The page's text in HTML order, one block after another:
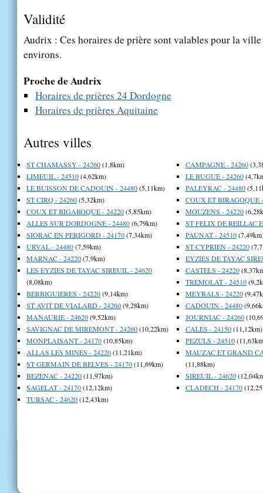
Validité
Audrix : Ces horaires de prière sont valables pour la
environs.
Proche de Audrix
Horaires de prières 24 Dordogne
Horaires de prières Aquitaine
Autres villes
ST CHAMASSY - 24260(1,8km)
LIMEUIL - 24510(4,62km)
LE BUISSON DE CADOUIN - 24480(5,11km)
ST CIRQ - 24260(5,32km)
COUX ET BIGAROQUE - 24220(5,85km)
ALLES SUR DORDOGNE - 24480(6,79km)
SIORAC EN PERIGORD - 24170(7,34km)
URVAL - 24480(7,59km)
MARNAC - 24220(7,9km)
LES EYZIES DE TAYAC SIREUIL - 24620
(8,08km)
BERBIGUIERES - 24220(9,14km)
ST AVIT DE VIALARD - 24260(9,28km)
MANAURIE - 24620(9,52km)
SAVIGNAC DE MIREMONT - 24260(10,22km)
MONPLAISANT - 24170(10,85km)
ALLAS LES MINES - 24220(11,21km)
ST GERMAIN DE BELVES - 24170(11,69km)
BEZENAC - 24220(11,97km)
SAGELAT - 24170(12,12km)
TURSAC - 24620(12,43km)
CAMPAGNE - 24260
LE BUGUE - 24260
PALEYRAC - 24480
COUX ET BIRAGOQUE
MOUZENS - 24220
ST FELIX DE REILLAC
PAUNAT - 24510
ST CYPRIEN - 24220
EYZIES DE TAYAC
CASTELS - 24220
TREMOLAT - 24510
MEYRALS - 24220
CADOUIN - 24480
JOURNIAC - 24260
CALES - 24150(11,12km)
PEZULS - 24510
MAUZAC ET GRAND
(11,88km)
SIREUIL - 24620
CLADECH - 24170